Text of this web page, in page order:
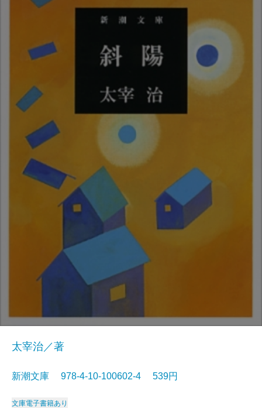
太宰治／著
新潮文庫 978-4-10-100602-4 539円
文庫電子書籍あり